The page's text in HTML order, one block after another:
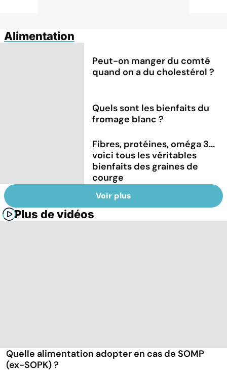
Alimentation
Peut-on manger du comté
quand on a du cholestérol ?
Quels sont les bienfaits du
fromage blanc ?
Fibres, protéines, oméga 3...
voici tous les véritables
bienfaits des graines de
courge
Voir plus
Plus de vidéos
Quelle alimentation adopter en cas de SOMP
(ex-SOPK) ?